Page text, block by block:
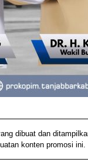
dibuat dan
konten promosi ini.